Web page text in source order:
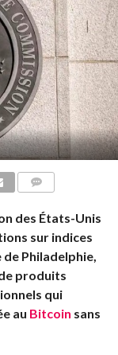
des États-Unis
sur indices
de Philadelphie,
produits
qui
au Bitcoin sans